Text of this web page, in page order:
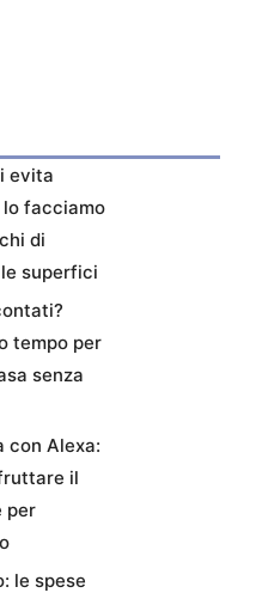
evita
facciamo
di
superfici
tempo per
senza
con Alexa:
il
per
le spese